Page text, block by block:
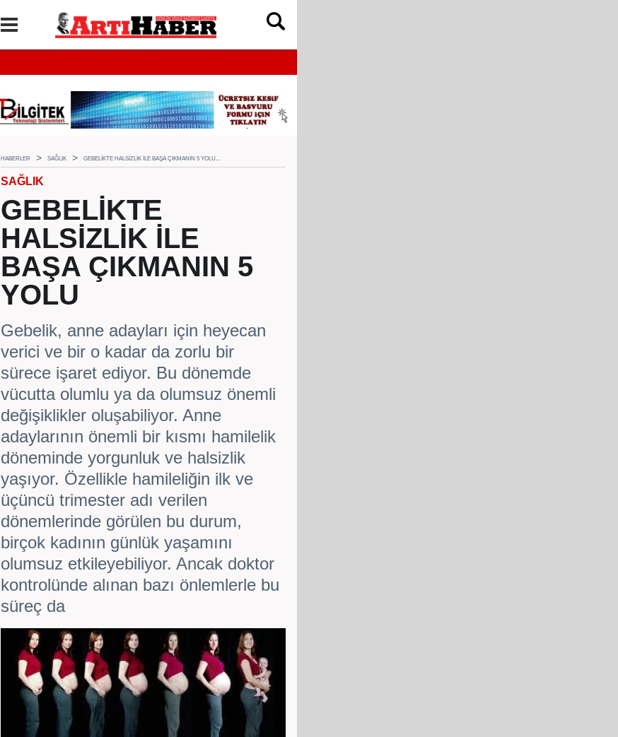
HABERLER SAĞLIK GEBELİKTE HALSİZLİK İLE BAŞA ÇIKMANIN 5 YOLU...
SAĞLIK
GEBELİKTE
HALSİZLİK İLE
BAŞA ÇIKMANIN 5
YOLU
Gebelik, anne adayları için heyecan
verici ve bir o kadar da zorlu bir
sürece işaret ediyor. Bu dönemde
vücutta olumlu ya da olumsuz önemli
değişiklikler oluşabiliyor. Anne
adaylarının önemli bir kısmı hamilelik
döneminde yorgunluk ve halsizlik
yaşıyor. Özellikle hamileliğin ilk ve
üçüncü trimester adı verilen
dönemlerinde görülen bu durum,
birçok kadının günlük yaşamını
olumsuz etkileyebiliyor. Ancak doktor
kontrolünde alınan bazı önlemlerle bu
süreç da